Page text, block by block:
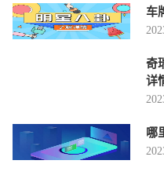
车
奇
详
哪